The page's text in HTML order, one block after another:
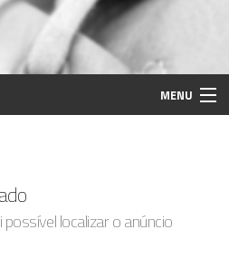
MENU
localizar o anúncio